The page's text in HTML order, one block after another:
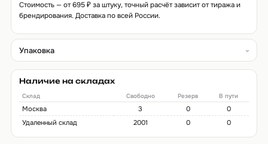
Стоимость — от 695 ₽ за штуку, точный расчёт зависит от тиража и
брендирования. Доставка по всей России.
Упаковка
Наличие на складах
Склад Свободно Резерв В пути
Москва 3 0
0
Удаленный склад
2001 0 0